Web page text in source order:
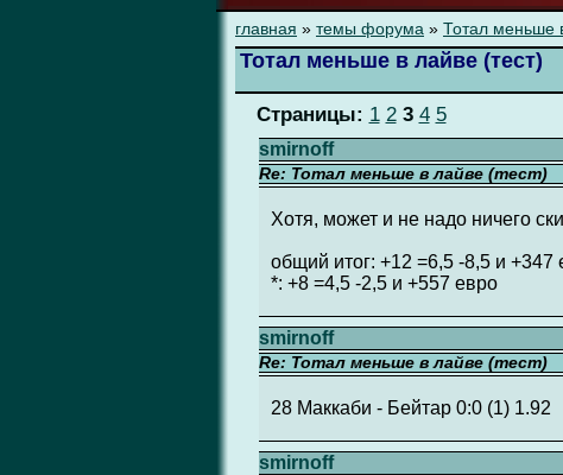
главная » темы форума » Тотал меньше
Тотал меньше в лайве (тест)
Страницы: 1 2 3 4 5
smirnoff
Re: Тотал меньше в лайве (тест)
Хотя, может и не надо ничего
общий итог: +12 =6,5 -8,5 и +347
*: +8 =4,5 -2,5 и +557 евро
smirnoff
Re: Тотал меньше в лайве (тест)
28 Маккаби - Бейтар 0:0 (1) 1.92
smirnoff